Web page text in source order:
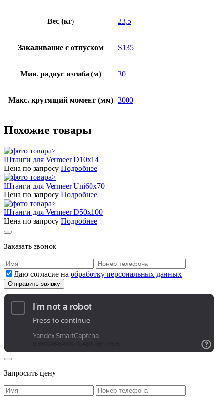
Вес (кг) 23,5
Закаливание с отпуском S135
Мин. радиус изгиба (м) 30
Макс. крутящий момент (мм) 3000
Похожие товары
Штанги для Vermeer D10x14
Цена по запросу Подробнее
Штанги для Vermeer Uni60x70
Цена по запросу Подробнее
Штанги для Vermeer D50x100
Цена по запросу Подробнее
Заказать звонок
Даю согласие на обработку персональных данных
Запросить цену